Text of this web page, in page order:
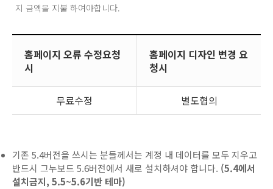
지 금액을 지불 하여야합니다.
홈페이지 오류 수정요청
시
홈페이지 디자인 변경 요
청시
무료수정 별도협의
기존 5.4버전을 쓰시는 분들께서는 계정 내 데이터를 모두 지우고
반드시 그누보드 5.6버전에서 새로 설치하셔야 합니다. (5.4에서
설치금지, 5.5~5.6기반 테마)